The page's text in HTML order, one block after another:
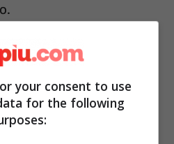
your consent to use
for the following